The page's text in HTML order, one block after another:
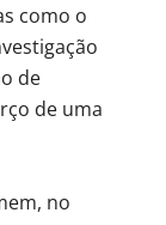
como o
de
de uma
no